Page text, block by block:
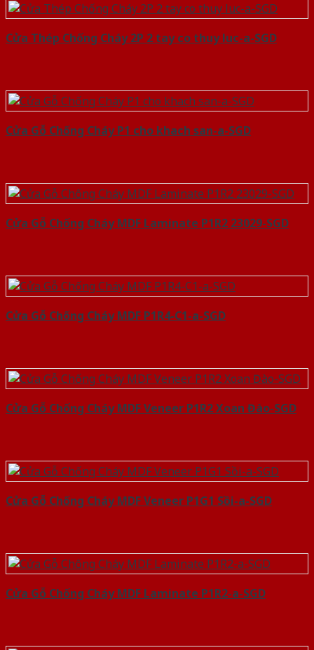
Cửa Thép Chống Cháy 2P 2 tay co thuy luc-a-SGD
Cửa Gỗ Chống Cháy P1 cho khach san-a-SGD
Cửa Gỗ Chống Cháy MDF Laminate P1R2 23029-SGD
Cửa Gỗ Chống Cháy MDF P1R4-C1-a-SGD
Cửa Gỗ Chống Cháy MDF Veneer P1R2 Xoan Đào-SGD
Cửa Gỗ Chống Cháy MDF Veneer P1G1 Sồi-a-SGD
Cửa Gỗ Chống Cháy MDF Laminate P1R2-a-SGD